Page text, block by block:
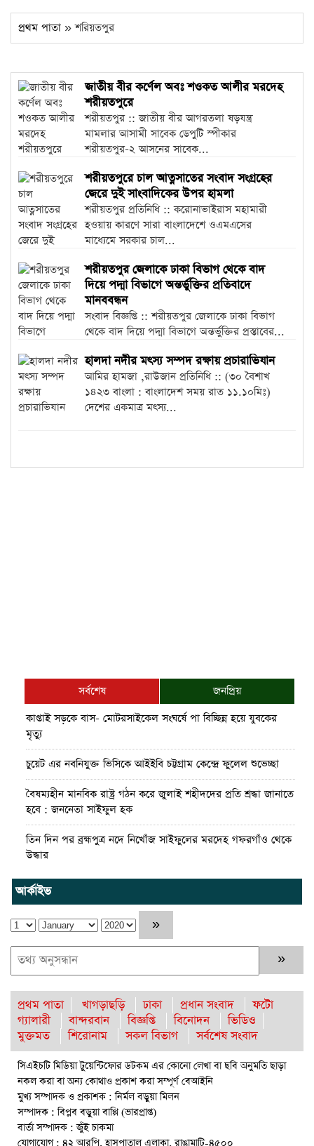
প্রথম পাতা » শরিয়তপুর
জাতীয় বীর কর্ণেল অবঃ শওকত আলীর মরদেহ
শরীয়তপুরে
শরীয়তপুর :: জাতীয় বীর আগরতলা ষড়যন্ত্র
মামলার আসামী সাবেক ডেপুটি স্পীকার
শরীয়তপুর-২ আসনের সাবেক...
শরীয়তপুরে চাল আত্নসাতের সংবাদ সংগ্রহের
জেরে দুই সাংবাদিকের উপর হামলা
শরীয়তপুর প্রতিনিধি :: করোনাভাইরাস মহামারী
হওয়ায় কারণে সারা বাংলাদেশে ওএমএসের
মাধ্যেমে সরকার চাল...
শরীয়তপুর জেলাকে ঢাকা বিভাগ থেকে বাদ
দিয়ে পদ্মা বিভাগে অন্তর্ভুক্তির প্রতিবাদে
মানববন্ধন
সংবাদ বিজ্ঞপ্তি :: শরীয়তপুর জেলাকে ঢাকা বিভাগ
থেকে বাদ দিয়ে পদ্মা বিভাগে অন্তর্ভুক্তির প্রস্তাবের...
হালদা নদীর মৎস্য সম্পদ রক্ষায় প্রচারাভিযান
আমির হামজা ,রাউজান প্রতিনিধি :: (৩০ বৈশাখ
১৪২৩ বাংলা : বাংলাদেশ সময় রাত ১১.১০মিঃ)
দেশের একমাত্র মৎস্য...
সর্বশেষ
জনপ্রিয়
কাপ্তাই সড়কে বাস- মোটরসাইকেল সংঘর্ষে পা বিচ্ছিন্ন হয়ে যুবকের
মৃত্যু
চুয়েট এর নবনিযুক্ত ভিসিকে আইইবি চট্টগ্রাম কেন্দ্রে ফুলেল শুভেচ্ছা
বৈষম্যহীন মানবিক রাষ্ট্র গঠন করে জুলাই শহীদদের প্রতি শ্রদ্ধা জানাতে
হবে : জননেতা সাইফুল হক
তিন দিন পর ব্রহ্মপুত্র নদে নিখোঁজ সাইফুলের মরদেহ গফরগাঁও থেকে
উদ্ধার
ব্রহ্মপুত্র নদে নিখোঁজ কৃষকের সন্ধান মেলেনি
রাঙ্গুনিয়ায় জুলাই গণঅভ্যুত্থান দিবস পালিত
পার্বতীপুরে জুলাই গণঅভ্যুত্থান দিবস পালন
আত্রাইয়ে যথাযোগ্য মর্যাদায় ‘জুলাই গণঅভ্যুত্থান দিবস’ পালিত
ঝালকাঠিতে জুলাই গণঅভ্যুত্থান দিবস পালিত
রাবিপ্রবি’তে ‘জুলাই গণঅভ্যুত্থান দিবস-২০২৬’ উদযাপিত
রাউজানে আগুনে পুড়ে ছাই ভ্যান কৃষকের স্বপ্ন
ঈশ্বরগঞ্জে বজ্রপাতে কৃষকের মৃত্যু : আহত-২
বৈষম্যহীন মানবিক রাষ্ট্র গঠন করে জুলাই শহীদদের প্রতি শ্রদ্ধা জানাতে
হবে : জননেতা সাইফুল হক
আর্কাইভ
প্রথম পাতা খাগড়াছড়ি ঢাকা প্রধান সংবাদ
ফটো
গ্যালারী
বান্দরবান বিজ্ঞপ্তি বিনোদন
ভিডিও
মুক্তমত
শিরোনাম সকল বিভাগ সর্বশেষ সংবাদ
সিএইচটি মিডিয়া টুয়েন্টিফোর ডটকম এর কোনো লেখা বা ছবি অনুমতি ছাড়া
নকল করা বা অন্য কোথাও প্রকাশ করা সম্পূর্ণ বেআইনি
মুখ্য সম্পাদক ও প্রকাশক : নির্মল বড়ুয়া মিলন
সম্পাদক : বিপ্লব বড়ুয়া বাপ্পি (ভারপ্রাপ্ত)
বার্তা সম্পাদক : জুঁই চাকমা
যোগাযোগ : ৪২ আরপি, হাসপাতাল এলাকা, রাঙামাটি-৪৫০০